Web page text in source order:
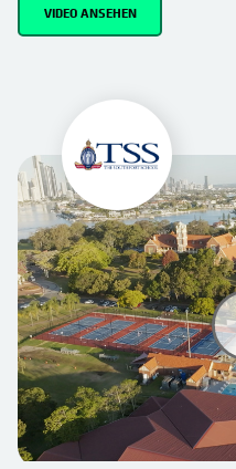
VIDEO ANSEHEN